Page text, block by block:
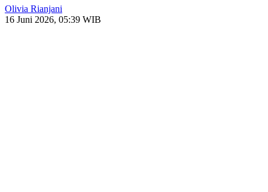
Olivia Rianjani
16 Juni 2026, 05:39 WIB